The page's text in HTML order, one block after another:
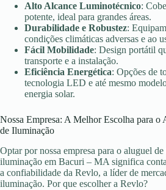
Alto Alcance Luminotécnico:
potente, ideal para grandes áreas.
Durabilidade e Robustez:
condições climáticas adversas e ao
Fácil Mobilidade: Design portátil
transporte e a instalação.
Eficiência Energética: Opções de
tecnologia LED e até mesmo
energia solar.
Nossa Empresa: A Melhor Escolha para o
de Iluminação
Optar por nossa empresa para o aluguel de
iluminação em Bacuri – MA significa
a confiabilidade da Revlo, a líder de
iluminação. Por que escolher a Revlo?